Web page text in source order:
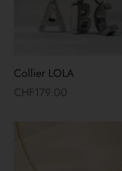
Collier LOLA
CHF179.00